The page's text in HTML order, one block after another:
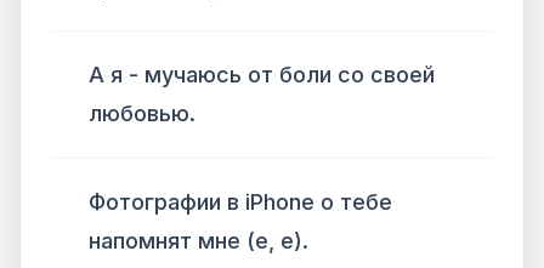
А я - мучаюсь от боли со своей
любовью.
Фотографии в iPhone о тебе
напомнят мне (е, е).